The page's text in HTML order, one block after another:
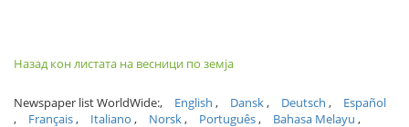
Назад кон листата на весници по земја
Newspaper list WorldWide: English Dansk Deutsch
Español
Français
Italiano Norsk Português
Bahasa Melayu